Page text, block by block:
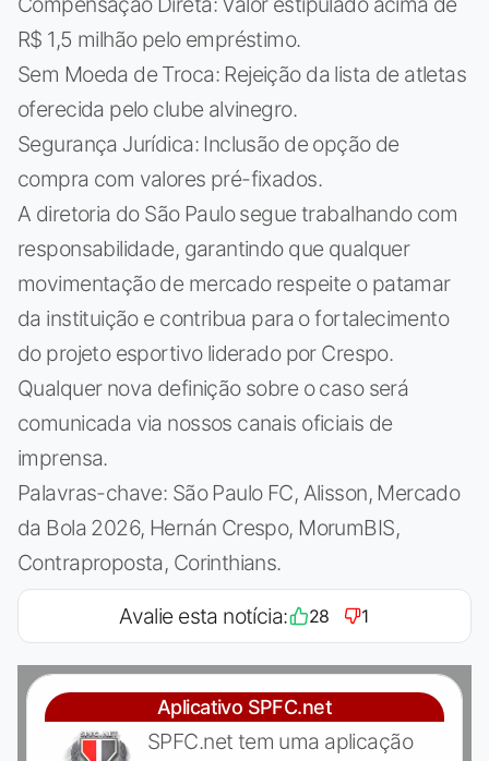
R$ 1,5 milhão pelo empréstimo.
Sem Moeda de Troca: Rejeição da lista de atletas
oferecida pelo clube alvinegro.
Segurança Jurídica: Inclusão de opção de
compra com valores pré-fixados.
A diretoria do São Paulo segue trabalhando com
responsabilidade, garantindo que qualquer
movimentação de mercado respeite o patamar
da instituição e contribua para o fortalecimento
do projeto esportivo liderado por Crespo.
Qualquer nova definição sobre o caso será
comunicada via nossos canais oficiais de
imprensa.
Palavras-chave: São Paulo FC, Alisson, Mercado
da Bola 2026, Hernán Crespo, MorumBIS,
Contraproposta, Corinthians.
Avalie esta notícia: 28 1
Aplicativo SPFC.net
SPFC.net tem uma aplicação